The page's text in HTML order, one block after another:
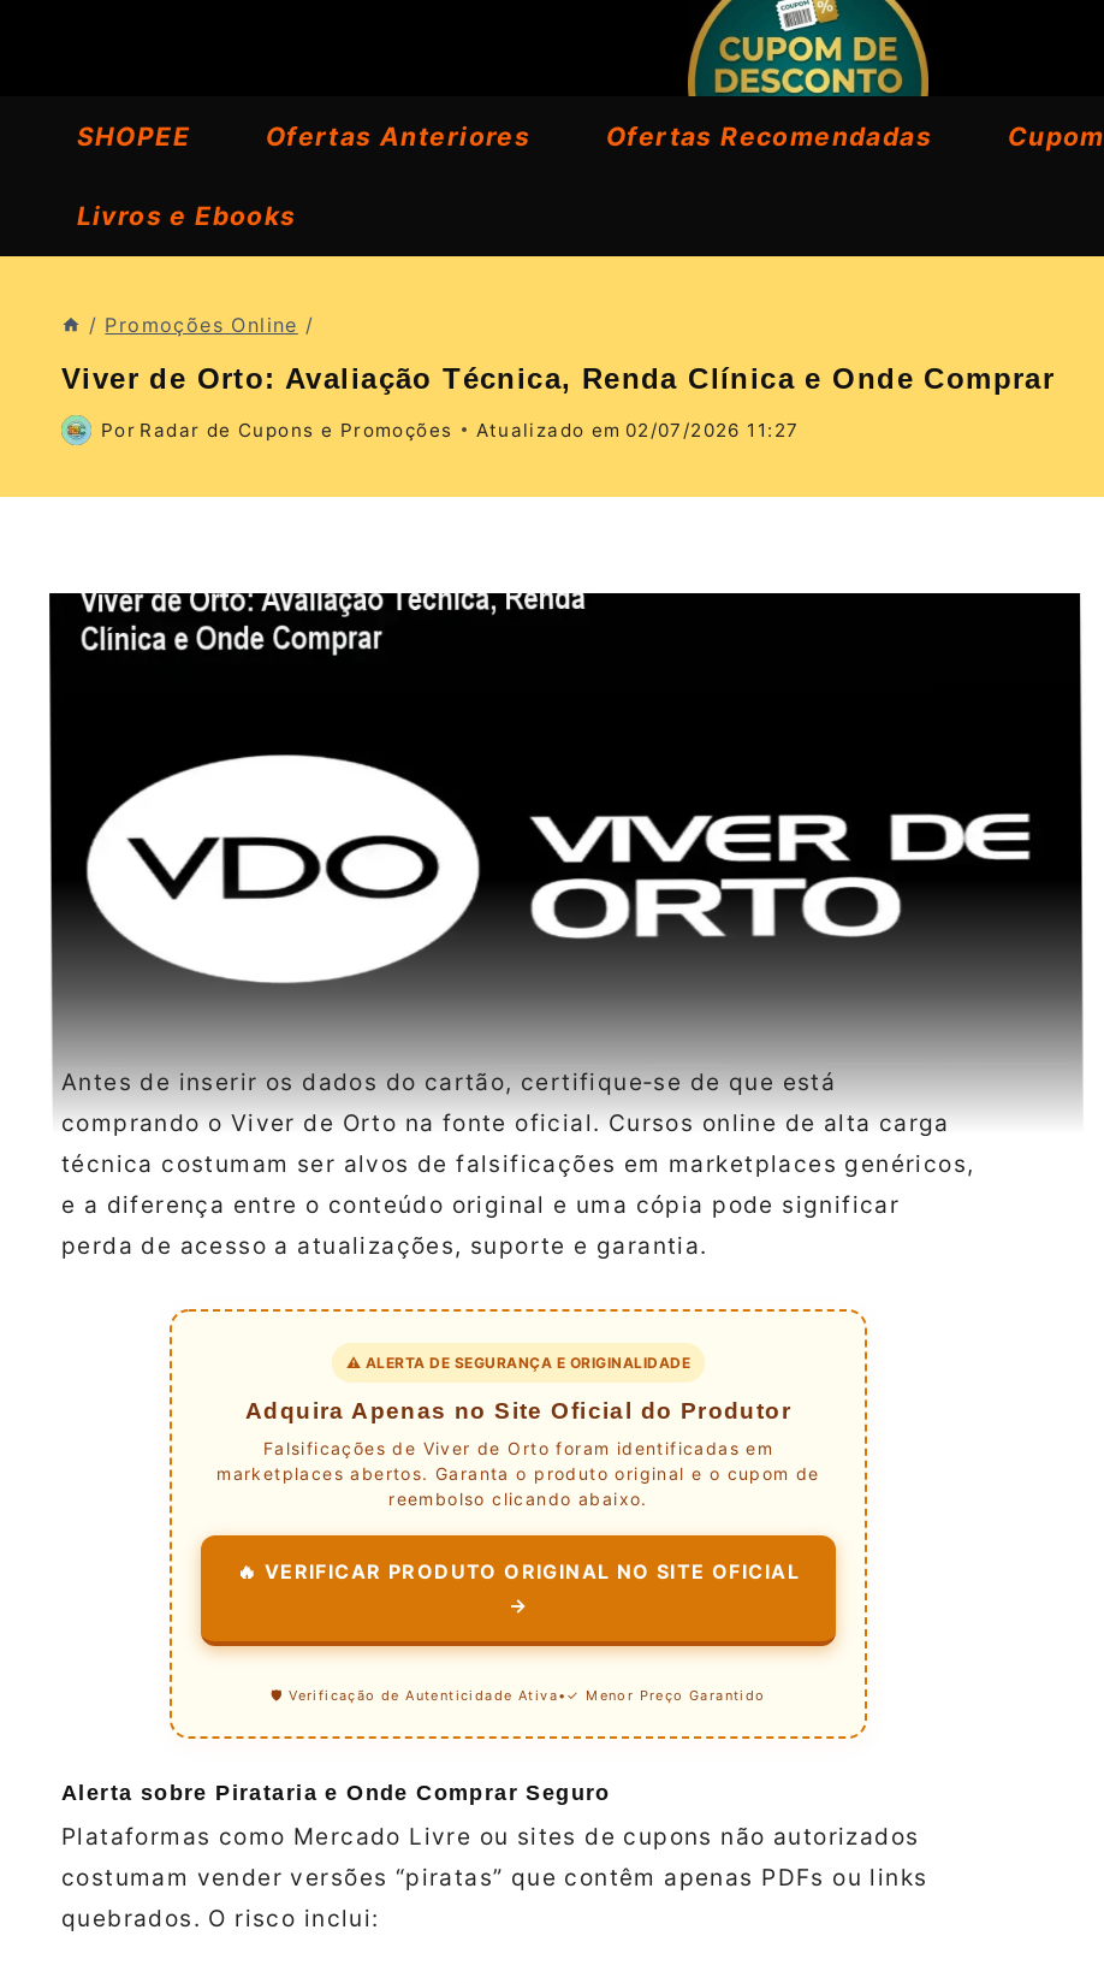
ConteúdoSHOPEE Ofertas Anteriores Ofertas Recomendadas Cupom
Livros e Ebooks
/ Promoções Online /
Viver de Orto: Avaliação Técnica, Renda Clínica e Onde Comprar
Por Radar de Cupons e Promoções Atualizado em 02/07/2026 11:27
Antes de inserir os dados do cartão, certifique‑se de que está
comprando o Viver de Orto na fonte oficial. Cursos online de alta carga
técnica costumam ser alvos de falsificações em marketplaces genéricos,
e a diferença entre o conteúdo original e uma cópia pode significar
perda de acesso a atualizações, suporte e garantia.
⚠️ ALERTA DE SEGURANÇA E ORIGINALIDADE
Adquira Apenas no Site Oficial do Produtor
Falsificações de Viver de Orto foram identificadas em
marketplaces abertos. Garanta o produto original e o cupom de
reembolso clicando abaixo.
🔥 VERIFICAR PRODUTO ORIGINAL NO SITE OFICIAL
→
🛡️ Verificação de Autenticidade Ativa• ✓ Menor Preço Garantido
Alerta sobre Pirataria e Onde Comprar Seguro
Plataformas como Mercado Livre ou sites de cupons não autorizados
costumam vender versões “piratas” que contêm apenas PDFs ou links
quebrados. O risco inclui: